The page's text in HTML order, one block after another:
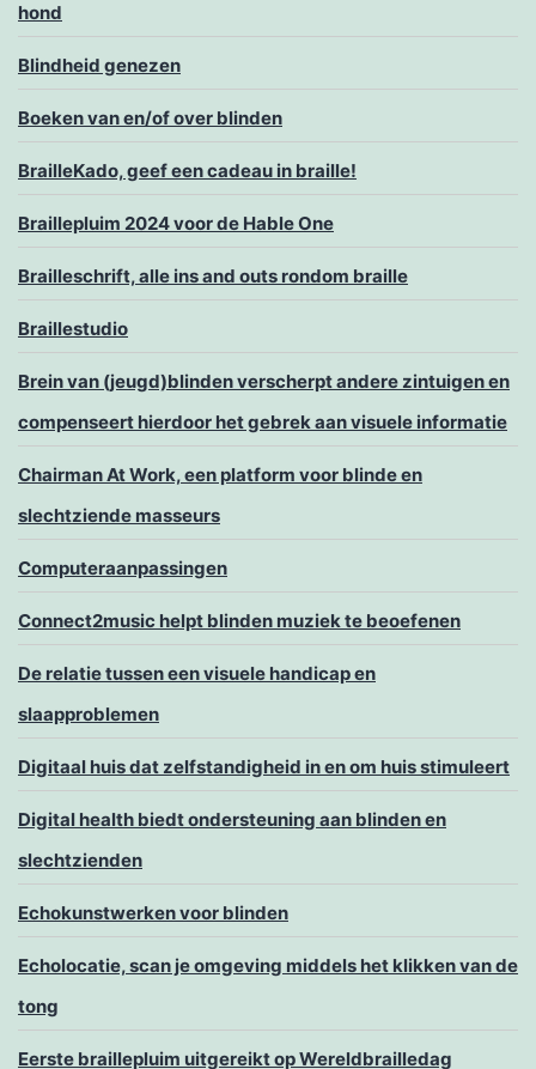
hond
Blindheid genezen
Boeken van en/of over blinden
BrailleKado, geef een cadeau in braille!
Braillepluim 2024 voor de Hable One
Brailleschrift, alle ins and outs rondom braille
Braillestudio
Brein van (jeugd)blinden verscherpt andere zintuigen en
compenseert hierdoor het gebrek aan visuele informatie
Chairman At Work, een platform voor blinde en
slechtziende masseurs
Computeraanpassingen
Connect2music helpt blinden muziek te beoefenen
De relatie tussen een visuele handicap en
slaapproblemen
Digitaal huis dat zelfstandigheid in en om huis stimuleert
Digital health biedt ondersteuning aan blinden en
slechtzienden
Echokunstwerken voor blinden
Echolocatie, scan je omgeving middels het klikken van de
tong
Eerste braillepluim uitgereikt op Wereldbrailledag